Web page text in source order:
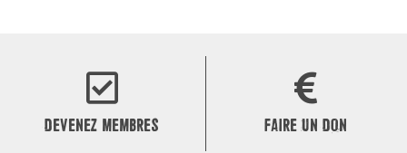
DEVENEZ MEMBRES FAIRE UN DON